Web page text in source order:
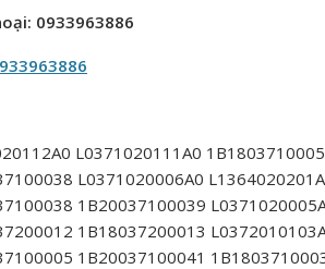
0933963886
L0371020111A0
L0371020006A0
1B20037100039
1B18037200013
1B20037100041